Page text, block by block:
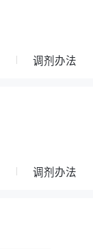
调剂办法
调剂办法